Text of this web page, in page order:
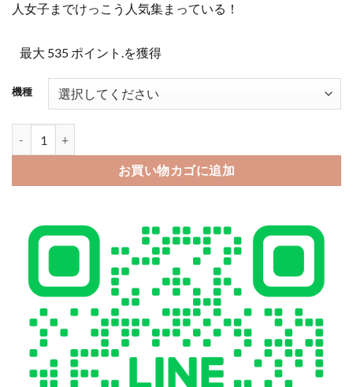
人女子までけっこう人気集まっている！
最大 535 ポイント.を獲得
機種
お買い物カゴに追加